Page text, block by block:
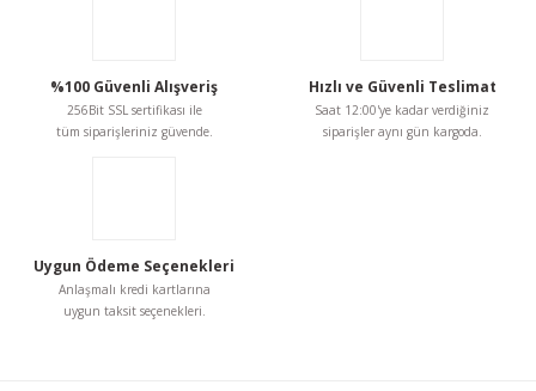
%100 Güvenli Alışveriş
256Bit SSL sertifikası ile
tüm siparişleriniz güvende.
Hızlı ve Güvenli Teslimat
Saat 12:00'ye kadar verdiğiniz
siparişler aynı gün kargoda.
Uygun Ödeme Seçenekleri
Anlaşmalı kredi kartlarına
uygun taksit seçenekleri.